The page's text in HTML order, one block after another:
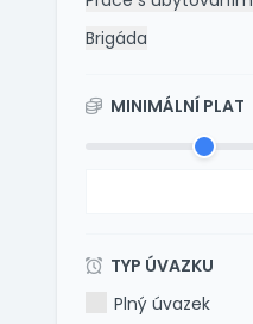
Brigáda
MINIMÁLNÍ PLAT
TYP ÚVAZKU
Plný úvazek